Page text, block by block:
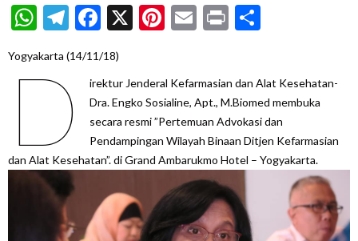
WhatsApp
Telegram
Facebook
X Pinterest
Email
Print
Yogyakarta (14/11/18)
D
irektur Jenderal Kefarmasian dan Alat Kesehatan-
Dra. Engko Sosialine, Apt., M.Biomed membuka
secara resmi ”Pertemuan Advokasi dan
Pendampingan Wilayah Binaan Ditjen Kefarmasian
dan Alat Kesehatan”. di Grand Ambarukmo Hotel – Yogyakarta.